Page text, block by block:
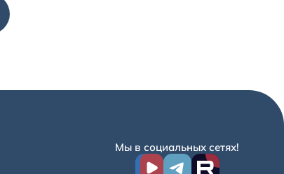
Мы в социальных сетях!